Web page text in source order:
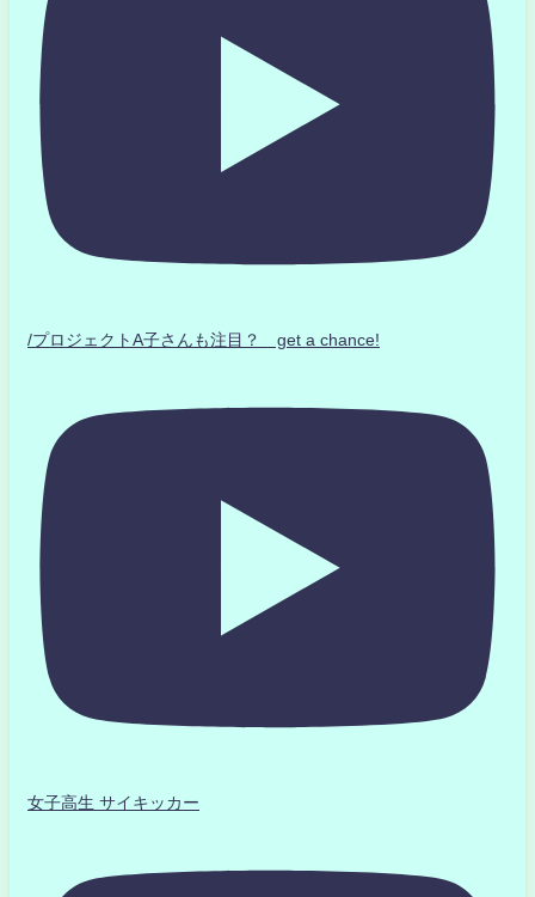
/プロジェクトA子さんも注目？ get a chance!
女子高生 サイキッカー